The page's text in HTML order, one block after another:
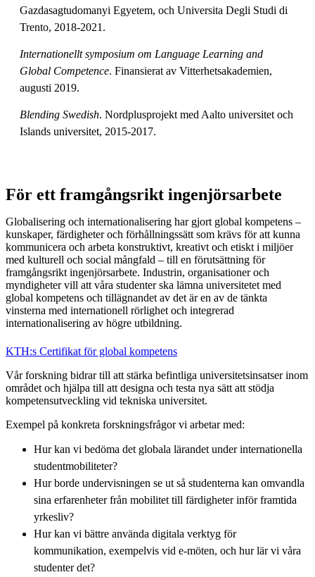
Gazdasagtudomanyi Egyetem, och Universita Degli Studi di
Trento, 2018-2021.
Internationellt symposium om Language Learning and
Global Competence. Finansierat av Vitterhetsakademien,
augusti 2019.
Blending Swedish. Nordplusprojekt med Aalto universitet och
Islands universitet, 2015-2017.
För ett framgångsrikt ingenjörsarbete
Globalisering och internationalisering har gjort global kompetens –
kunskaper, färdigheter och förhållningssätt som krävs för att kunna
kommunicera och arbeta konstruktivt, kreativt och etiskt i miljöer
med kulturell och social mångfald – till en förutsättning för
framgångsrikt ingenjörsarbete. Industrin, organisationer och
myndigheter vill att våra studenter ska lämna universitetet med
global kompetens och tillägnandet av det är en av de tänkta
vinsterna med internationell rörlighet och integrerad
internationalisering av högre utbildning.
KTH:s Certifikat för global kompetens
Vår forskning bidrar till att stärka befintliga universitetsinsatser inom
området och hjälpa till att designa och testa nya sätt att stödja
kompetensutveckling vid tekniska universitet.
Exempel på konkreta forskningsfrågor vi arbetar med:
Hur kan vi bedöma det globala lärandet under internationella
studentmobiliteter?
Hur borde undervisningen se ut så studenterna kan omvandla
sina erfarenheter från mobilitet till färdigheter inför framtida
yrkesliv?
Hur kan vi bättre använda digitala verktyg för
kommunikation, exempelvis vid e-möten, och hur lär vi våra
studenter det?